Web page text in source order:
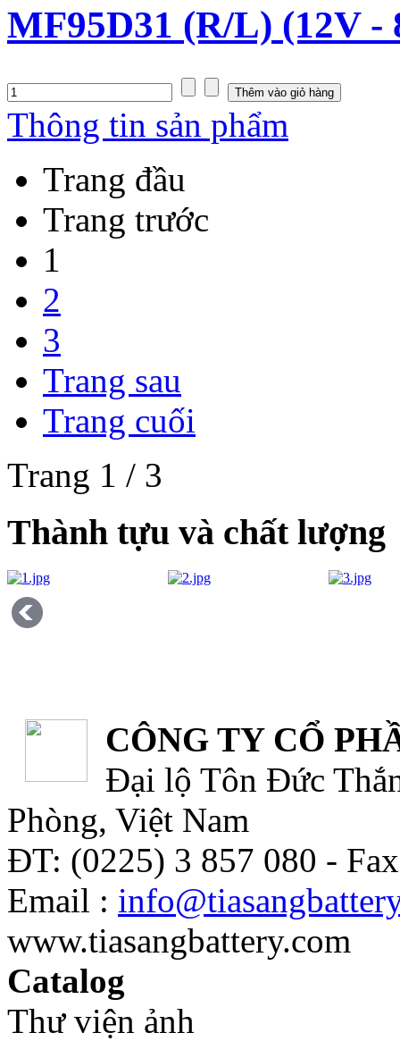
MF95D31 (R/L) (12V -
Thông tin sản phẩm
Trang đầu
Trang trước
1
2
3
Trang sau
Trang cuối
Trang 1 / 3
Thành tựu và chất lượng
CÔNG TY CỔ
Đại lộ Tôn Đức
Phòng, Việt Nam
ĐT: (0225) 3 857 080 -
Email :
www.tiasangbattery.com
Catalog
Thư viện ảnh